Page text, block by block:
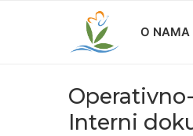
O NAMA
Interni